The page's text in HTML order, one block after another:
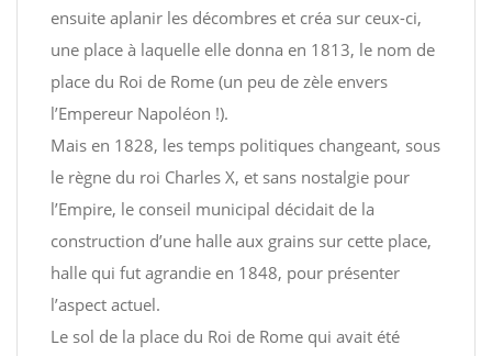
ensuite aplanir les décombres et créa sur ceux-ci,
une place à laquelle elle donna en 1813, le nom de
place du Roi de Rome (un peu de zèle envers
l’Empereur Napoléon !).
Mais en 1828, les temps politiques changeant, sous
le règne du roi Charles X, et sans nostalgie pour
l’Empire, le conseil municipal décidait de la
construction d’une halle aux grains sur cette place,
halle qui fut agrandie en 1848, pour présenter
l’aspect actuel.
Le sol de la place du Roi de Rome qui avait été